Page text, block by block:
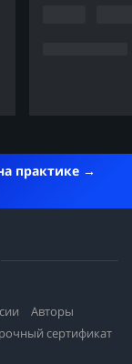
практике
Авторы
сертификат